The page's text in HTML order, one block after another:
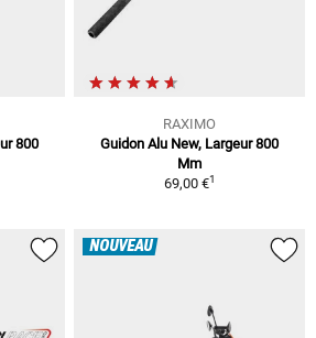
800
RAXIMO
Guidon Alu New, Largeur 800
Mm
69,00 €1
NOUVEAU